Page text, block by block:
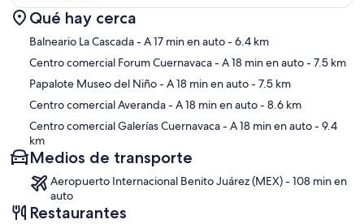
Sección del mapa
Qué hay cerca
Balneario La Cascada- A 17 min en auto- 6.4 km
Centro comercial Forum Cuernavaca- A 18 min en auto- 7.5 km
Papalote Museo del Niño- A 18 min en auto- 7.5 km
Centro comercial Averanda- A 18 min en auto- 8.6 km
Centro comercial Galerías Cuernavaca- A 18 min en auto- 9.4
km
Medios de transporte
Aeropuerto Internacional Benito Juárez (MEX) - 108 min en
auto
Restaurantes